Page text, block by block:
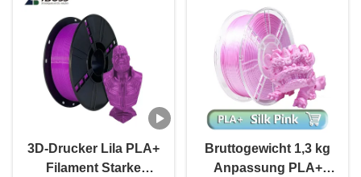
3D-Drucker Lila PLA+
Filament Starke
Bruttogewicht 1,3 kg
Anpassung PLA+